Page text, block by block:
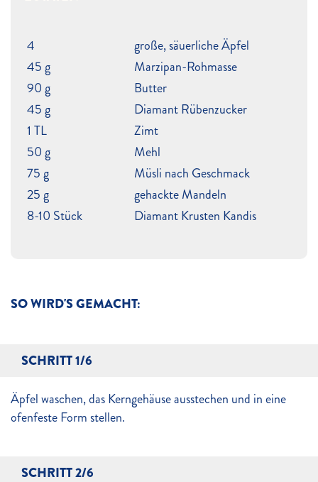
SO WIRD'S GEMACHT:
SCHRITT 1/6
Äpfel waschen, das Kerngehäuse ausstechen und in eine
ofenfeste Form stellen.
SCHRITT 2/6
4
große, säuerliche Äpfel
45 g
Marzipan-Rohmasse
90 g
Butter
45 g
Diamant Rübenzucker
1 TL
Zimt
50 g
Mehl
75 g
Müsli nach Geschmack
25 g
gehackte Mandeln
8-10 Stück
Diamant Krusten Kandis